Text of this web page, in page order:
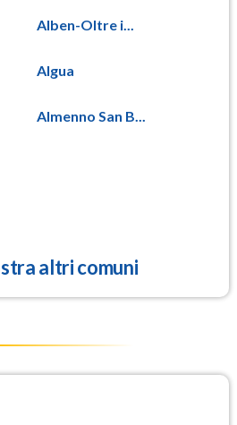
Alben-Oltre i...
Algua
Almenno San B...
altri comuni